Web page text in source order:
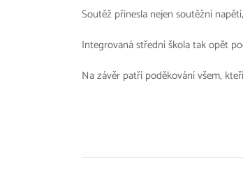
Soutěž přinesla nejen soutěžní
Integrovaná střední škola tak opět
Na závěr patří poděkování všem,